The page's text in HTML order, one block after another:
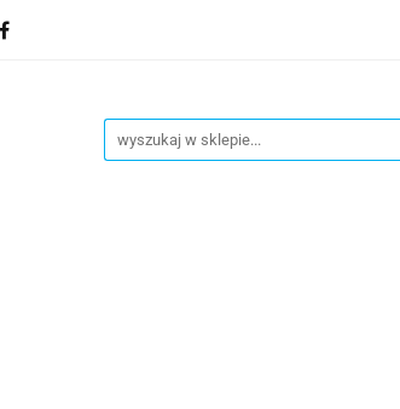
Artykuły biurowe
Blog Kontakt